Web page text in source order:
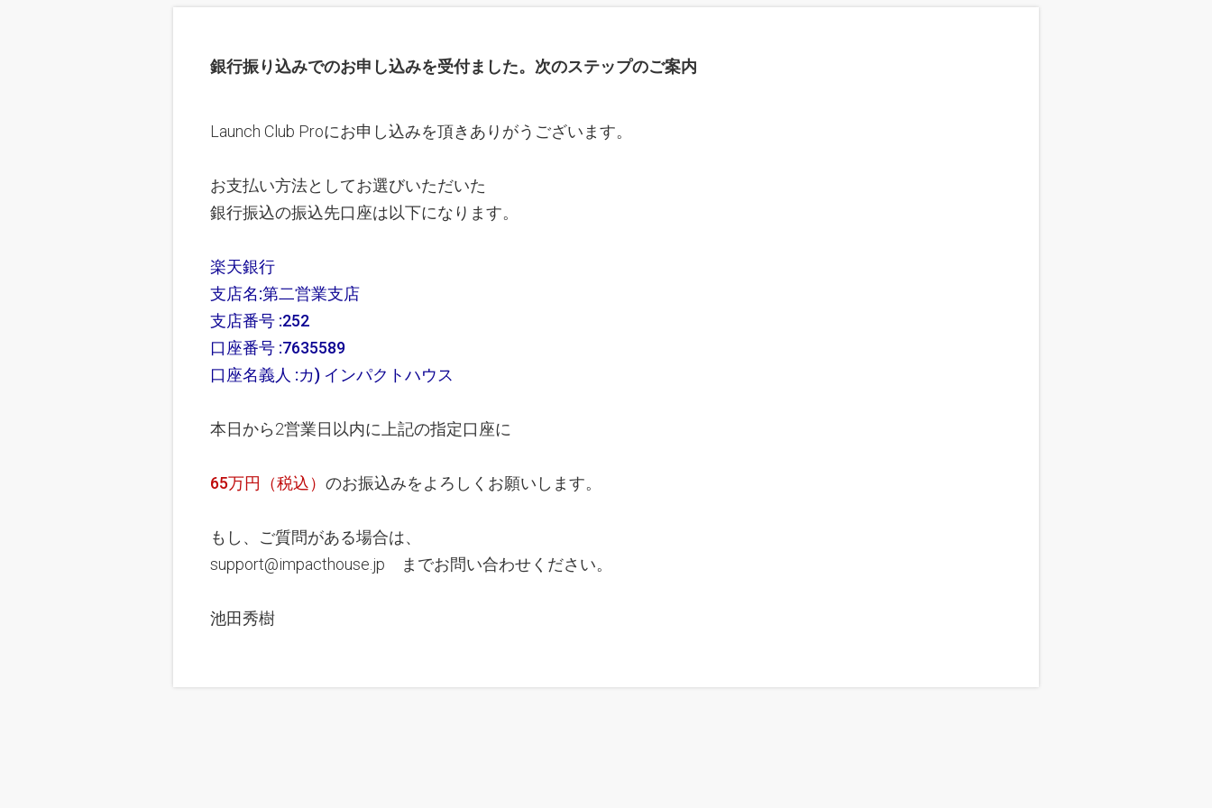
銀行振り込みでのお申し込みを受付ました。次のステップのご案内
Launch Club Proにお申し込みを頂きありがうございます。
お支払い方法としてお選びいただいた
銀行振込の振込先口座は以下になります。
楽天銀行
支店名:第二営業支店
支店番号 :252
口座番号 :7635589
口座名義人 :カ) インパクトハウス
本日から2営業日以内に上記の指定口座に
65万円（税込） のお振込みをよろしくお願いします。
もし、ご質問がある場合は、
support@impacthouse.jp までお問い合わせください。
池田秀樹